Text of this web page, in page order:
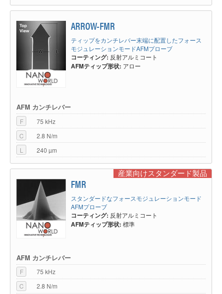
ARROW-FMR
ティップをカンチレバー末端に配置したフォース
モジュレーションモードAFMプローブ
コーティング: 反射アルミコート
AFMティップ形状: アロー
AFM カンチレバー
F
75 kHz
C
2.8 N/m
L
240 µm
産業向けスタンダード製品
FMR
スタンダードなフォースモジュレーションモード
AFMプローブ
コーティング: 反射アルミコート
AFMティップ形状: 標準
AFM カンチレバー
F
75 kHz
C
2.8 N/m